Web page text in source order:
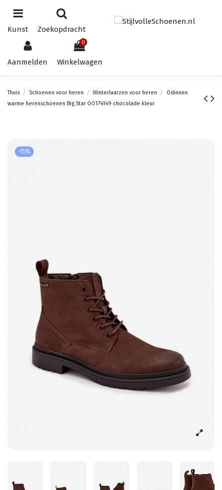
Kunst Zoekopdracht
Aanmelden
0
Winkelwagen
Thuis Schoenen voor heren Winterlaarzen voor heren
Odinnen
warme herenschoenen Big Star OO174149 chocolade kleur
-15%